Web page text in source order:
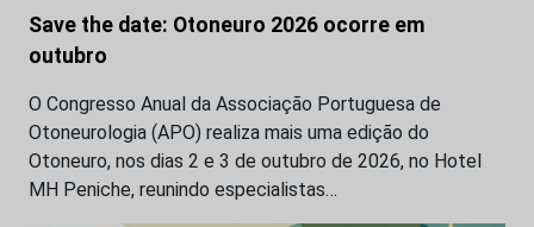
Save the date: Otoneuro 2026 ocorre em
outubro
O Congresso Anual da Associação Portuguesa de
Otoneurologia (APO) realiza mais uma edição do
Otoneuro, nos dias 2 e 3 de outubro de 2026, no Hotel
MH Peniche, reunindo especialistas…